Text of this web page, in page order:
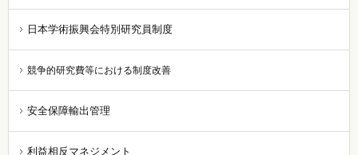
日本学術振興会特別研究員制度
競争的研究費等における制度改善
安全保障輸出管理
利益相反マネジメント